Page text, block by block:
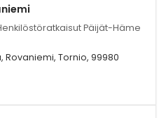
Päijät-Häme
Rovaniemi, Tornio, 99980